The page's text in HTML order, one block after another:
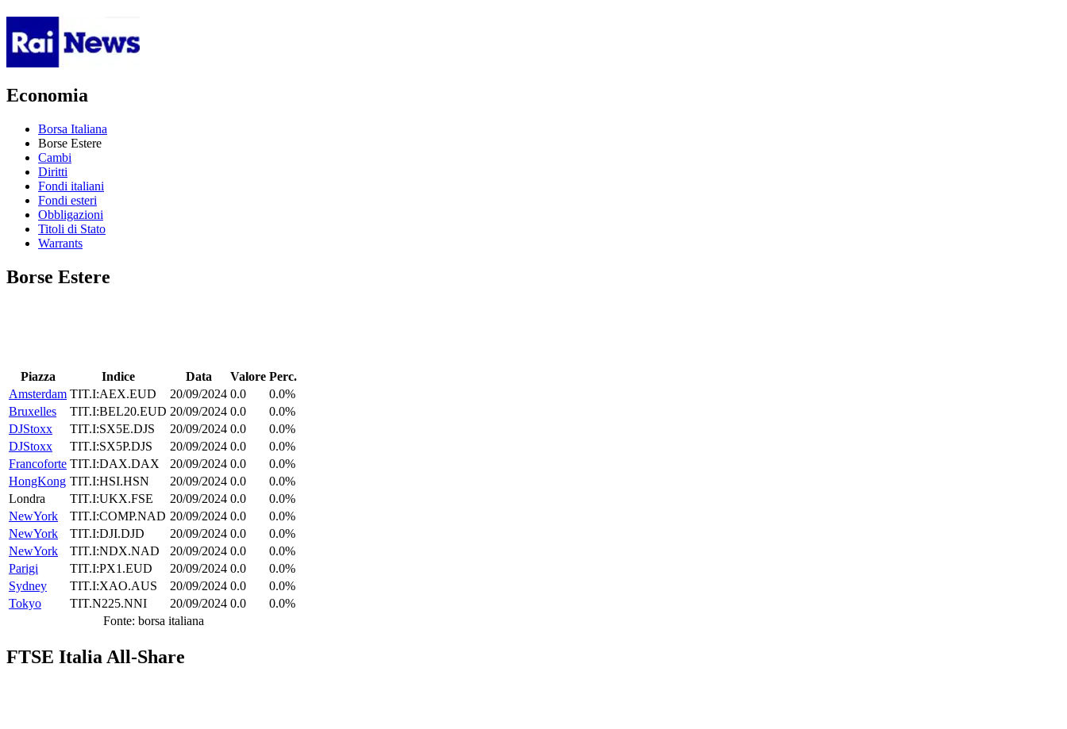
Economia
Borsa Italiana
Borse Estere
Cambi
Diritti
Fondi italiani
Fondi esteri
Obbligazioni
Titoli di Stato
Warrants
Borse Estere
Piazza Indice Data Valore Perc.
Amsterdam TIT.I:AEX.EUD 20/09/2024 0.0
0.0%
Bruxelles
TIT.I:BEL20.EUD 20/09/2024 0.0
0.0%
DJStoxx
TIT.I:SX5E.DJS 20/09/2024 0.0
0.0%
DJStoxx
TIT.I:SX5P.DJS 20/09/2024 0.0
0.0%
Francoforte TIT.I:DAX.DAX 20/09/2024 0.0
0.0%
HongKong TIT.I:HSI.HSN 20/09/2024 0.0
0.0%
Londra
TIT.I:UKX.FSE 20/09/2024 0.0
0.0%
NewYork
TIT.I:COMP.NAD 20/09/2024 0.0
0.0%
NewYork
TIT.I:DJI.DJD 20/09/2024 0.0
0.0%
NewYork
TIT.I:NDX.NAD 20/09/2024 0.0
0.0%
Parigi
TIT.I:PX1.EUD 20/09/2024 0.0
0.0%
Sydney
TIT.I:XAO.AUS 20/09/2024 0.0
0.0%
Tokyo
TIT.N225.NNI 20/09/2024 0.0
0.0%
Fonte: borsa italiana
FTSE Italia All-Share